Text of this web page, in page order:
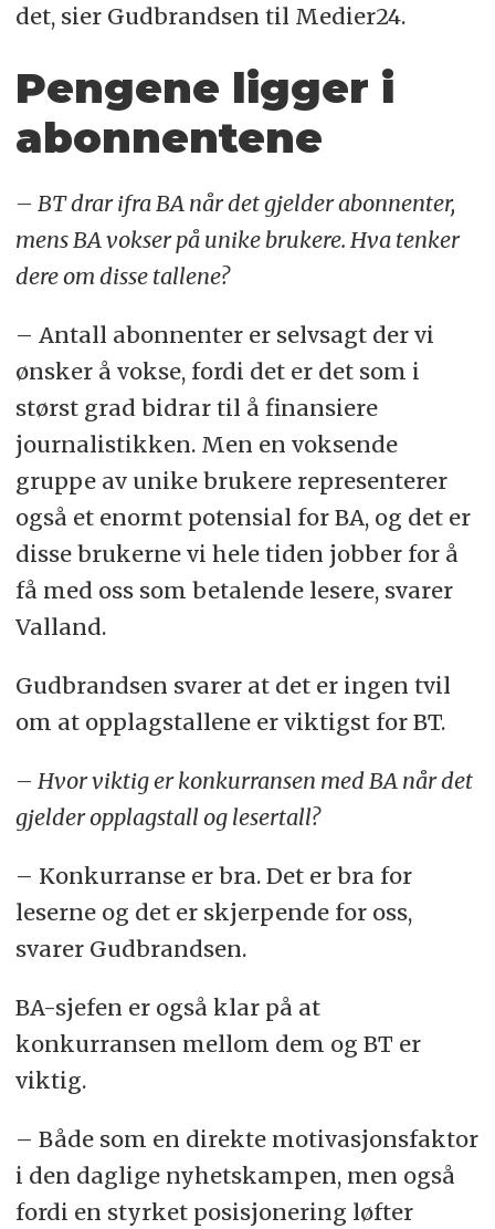
det, sier Gudbrandsen til Medier24.
Pengene ligger i
abonnentene
– BT drar ifra BA når det gjelder abonnenter,
mens BA vokser på unike brukere. Hva tenker
dere om disse tallene?
– Antall abonnenter er selvsagt der vi
ønsker å vokse, fordi det er det som i
størst grad bidrar til å finansiere
journalistikken. Men en voksende
gruppe av unike brukere representerer
også et enormt potensial for BA, og det er
disse brukerne vi hele tiden jobber for å
få med oss som betalende lesere, svarer
Valland.
Gudbrandsen svarer at det er ingen tvil
om at opplagstallene er viktigst for BT.
– Hvor viktig er konkurransen med BA når det
gjelder opplagstall og lesertall?
– Konkurranse er bra. Det er bra for
leserne og det er skjerpende for oss,
svarer Gudbrandsen.
BA-sjefen er også klar på at
konkurransen mellom dem og BT er
viktig.
– Både som en direkte motivasjonsfaktor
i den daglige nyhetskampen, men også
fordi en styrket posisjonering løfter